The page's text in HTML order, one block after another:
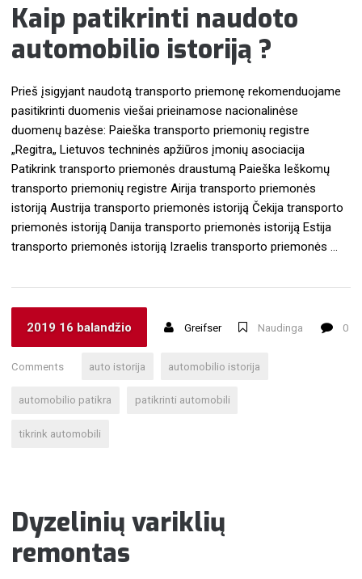
Kaip patikrinti naudoto
automobilio istoriją ?
Prieš įsigyjant naudotą transporto priemonę rekomenduojame
pasitikrinti duomenis viešai prieinamose nacionalinėse
duomenų bazėse: Paieška transporto priemonių registre
„Regitra„ Lietuvos techninės apžiūros įmonių asociacija
Patikrink transporto priemonės draustumą Paieška Ieškomų
transporto priemonių registre Airija transporto priemonės
istoriją Austrija transporto priemonės istoriją Čekija transporto
priemonės istoriją Danija transporto priemonės istoriją Estija
transporto priemonės istoriją Izraelis transporto priemonės …
2019 16 balandžio Greifser Naudinga 0
Comments auto istorija automobilio istorija
automobilio patikra patikrinti automobili
tikrink automobili
Dyzelinių variklių
remontas